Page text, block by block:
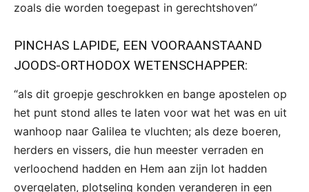
zoals die worden toegepast in gerechtshoven”
PINCHAS LAPIDE, EEN VOORAANSTAAND
JOODS-ORTHODOX WETENSCHAPPER:
“als dit groepje geschrokken en bange apostelen op
het punt stond alles te laten voor wat het was en uit
wanhoop naar Galilea te vluchten; als deze boeren,
herders en vissers, die hun meester verraden en
verloochend hadden en Hem aan zijn lot hadden
overgelaten, plotseling konden veranderen in een